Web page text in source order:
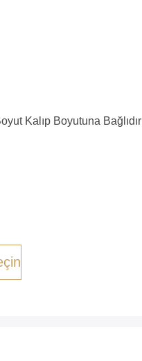
Kalıp Boyutuna Bağlıdır